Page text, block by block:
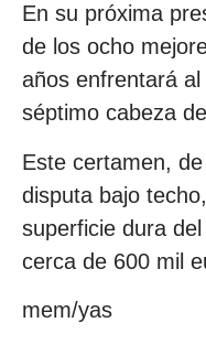
En su próxima
de los ocho
años enfrentará
séptimo cabeza
Este certamen,
disputa bajo
superficie dura
cerca de 600 mil
mem/yas